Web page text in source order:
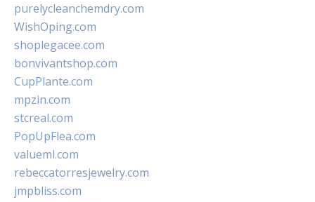
purelycleanchemdry.com
WishOping.com
shoplegacee.com
bonvivantshop.com
CupPlante.com
mpzin.com
stcreal.com
PopUpFlea.com
valueml.com
rebeccatorresjewelry.com
jmpbliss.com